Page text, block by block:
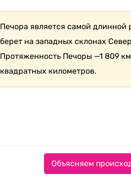
Печора является самой длинной
берет на западных склонах
Протяженность Печоры —1 809
квадратных километров.
Объясняем